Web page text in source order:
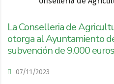
La Conselleria de
otorga al Ayuntamiento
subvención de 9.000
07/11/2023